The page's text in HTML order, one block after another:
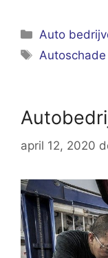
Categorieën
Auto
Tags
Autoschade
april 12, 2020